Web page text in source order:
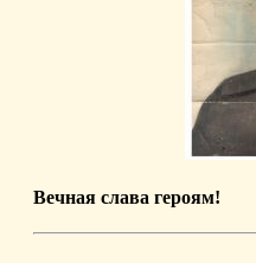
Вечная слава героям!